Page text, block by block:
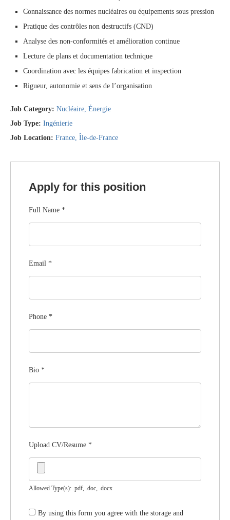
Connaissance des normes nucléaires ou équipements sous pression
Pratique des contrôles non destructifs (CND)
Analyse des non-conformités et amélioration continue
Lecture de plans et documentation technique
Coordination avec les équipes fabrication et inspection
Rigueur, autonomie et sens de l’organisation
Job Category: Nucléaire Énergie
Job Type: Ingénierie
Job Location: France Île-de-France
Apply for this position
Full Name *
Email *
Phone *
Bio *
Upload CV/Resume *
Allowed Type(s): .pdf, .doc, .docx
By using this form you agree with the storage and